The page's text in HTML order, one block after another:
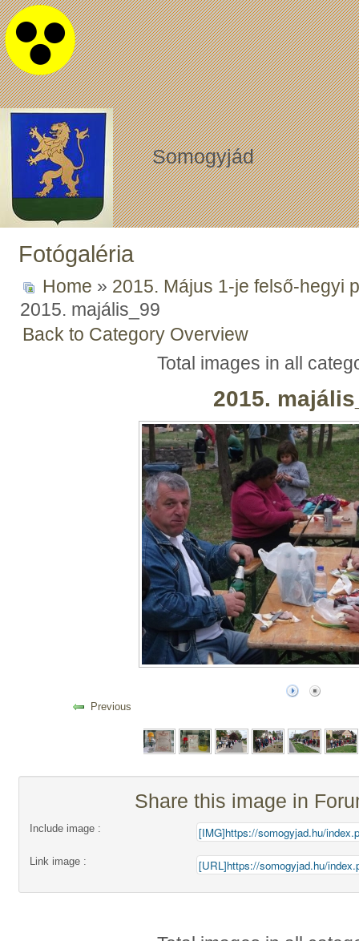
Somogyjád
Fotógaléria
Home » 2015. Május 1-je felső-hegyi
2015. majális_99
Back to Category Overview
Total images in all
2015.
Previous
Share this image in
Include image :
Link image :